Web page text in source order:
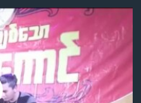
း
available